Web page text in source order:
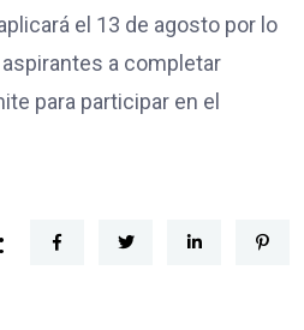
el 13 de agosto por lo
a completar
para participar en el